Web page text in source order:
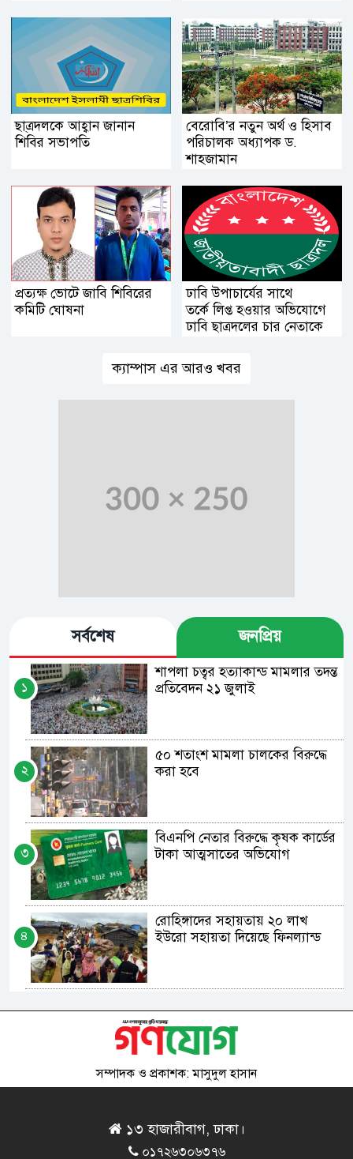
ছা্ত্রদলকে আহ্বান জানান
শিবির সভাপতি
বেরোবি’র নতুন অর্থ ও হিসাব
পরিচালক অধ্যাপক ড.
শাহজামান
প্রত্যক্ষ ভোটে জাবি শিবিরের
কমিটি ঘোষনা
ঢাবি উপাচার্যের সাথে
তর্কে লিপ্ত হওয়ার অভিযোগে
ঢাবি ছাত্রদলের চার নেতাকে
ক্যাম্পাস এর আরও খবর
সর্বশেষ জনপ্রিয়
১
শাপলা চত্বর হত্যাকান্ড মামলার তদন্ত
প্রতিবেদন ২১ জুলাই
২
৫০ শতাংশ মামলা চালকের বিরুদ্ধে
করা হবে
৩
বিএনপি নেতার বিরুদ্ধে কৃষক কার্ডের
টাকা আত্মসাতের অভিযোগ
৪
রোহিঙ্গাদের সহায়তায় ২০ লাখ
ইউরো সহায়তা দিয়েছে ফিনল্যান্ড
তেড়ে গেলেন পদপ্রার্থী
চীন-পাকিস্তানের মধ্যে ১২২ কোটি
সম্পাদক ও প্রকাশক: মাসুদুল হাসান
১৩ হাজারীবাগ, ঢাকা।
০১৭২৬৩০৬৩৭৬